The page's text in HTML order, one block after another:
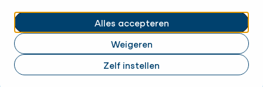
Alles accepteren
Weigeren
Zelf instellen
Volg ons
LinkedIn
Cookies aanpassen
Cookie beleidPrivacy policy